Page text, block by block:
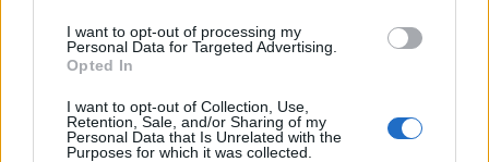
I want to opt-out of processing my
Personal Data for Targeted Advertising.
Opted In
I want to opt-out of Collection, Use,
Retention, Sale, and/or Sharing of my
Personal Data that Is Unrelated with the
Purposes for which it was collected.
крајниот рок е петок!“
СКОКНА МИНИМАЛНИОТ
ИЗНОС ЗА К-15: Еве колку
годинава
Израел гради ѕид долг повеќе
од 23 километри и ја дели